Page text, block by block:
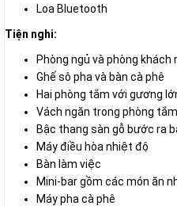
Loa Bluetooth
Tiện nghi:
Phòng ngủ và phòng khách
Ghế sô pha và bàn cà phê
Hai phòng tắm với gương
Vách ngăn trong phòng
Bậc thang sàn gỗ bước ra
Máy điều hòa nhiệt độ
Bàn làm việc
Mini-bar gồm các món ăn
Máy pha cà phê